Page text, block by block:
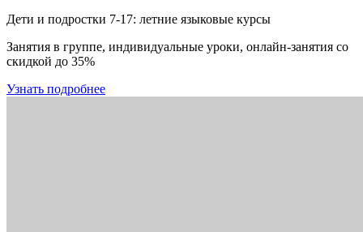
Дети и подростки 7-17: летние языковые курсы
Занятия в группе, индивидуальные уроки, онлайн-занятия со
скидкой до 35%
Узнать подробнее